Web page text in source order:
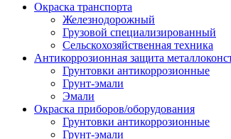
Окраска транспорта
Железнодорожный
Грузовой специализированный
Сельскохозяйственная техника
Антикоррозионная защита
Грунтовки антикоррозионные
Грунт-эмали
Эмали
Окраска приборов/оборудования
Грунтовки антикоррозионные
Грунт-эмали